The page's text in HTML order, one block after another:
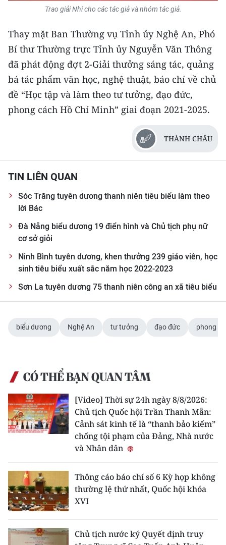
MUA BÁO
ĐỌC BÁO IN
ENGLISH
РУССКИЙ
ESPAÑOL
한국어
Trao giải Nhì cho các tác giả và nhóm tác giả.
Thay mặt Ban Thường vụ Tỉnh ủy Nghệ An, Phó
Bí thư Thường trực Tỉnh ủy Nguyễn Văn Thông
đã phát động đợt 2-Giải thưởng sáng tác, quảng
bá tác phẩm văn học, nghệ thuật, báo chí về chủ
đề “Học tập và làm theo tư tưởng, đạo đức,
phong cách Hồ Chí Minh” giai đoạn 2021-2025.
THÀNH CHÂU
TIN LIÊN QUAN
Sóc Trăng tuyên dương thanh niên tiêu biểu làm theo
lời Bác
Đà Nẵng biểu dương 19 điển hình và Chủ tịch phụ nữ
cơ sở giỏi
Ninh Bình tuyên dương, khen thưởng 239 giáo viên, học
sinh tiêu biểu xuất sắc năm học 2022-2023
Sơn La tuyên dương 75 thanh niên công an xã tiêu biểu
biểu dương Nghệ An tư tưởng đạo đức phong
CÓ THỂ BẠN QUAN TÂM
[Video] Thời sự 24h ngày 8/8/2026:
Chủ tịch Quốc hội Trần Thanh Mẫn:
Cảnh sát kinh tế là “thanh bảo kiếm”
chống tội phạm của Đảng, Nhà nước
và Nhân dân
Thông cáo báo chí số 6 Kỳ họp không
thường lệ thứ nhất, Quốc hội khóa
XVI
Chủ tịch nước ký Quyết định truy